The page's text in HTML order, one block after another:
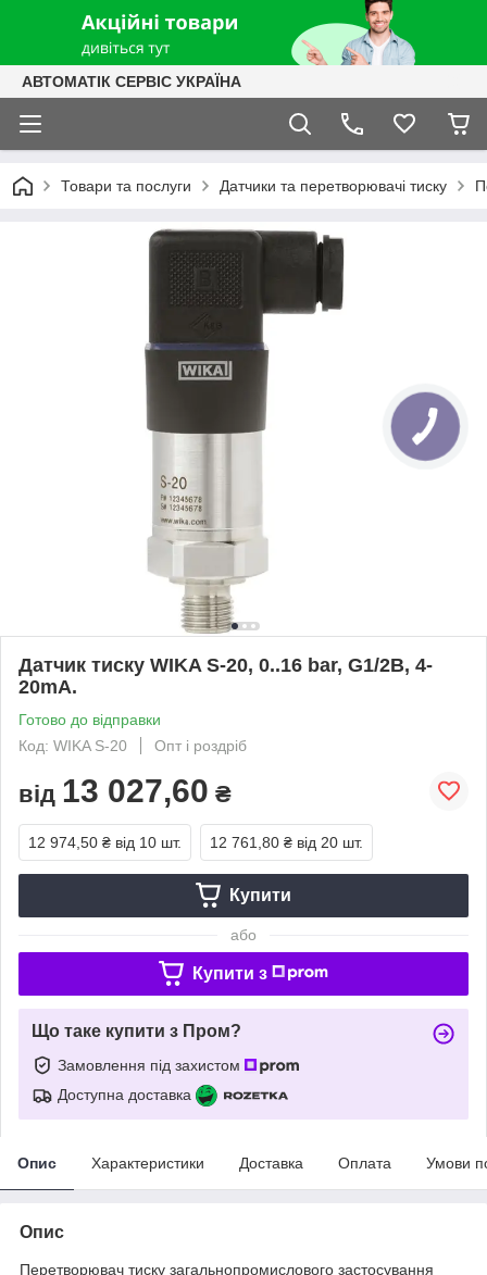
АВТОМАТІК СЕРВІС УКРАЇНА
Товари та послуги Датчики та перетворювачі тиску
Датчик тиску WIKA S-20, 0..16 bar, G1/2В, 4-
20mA.
Готово до відправки
Код: WIKA S-20
Опт і роздріб
від 13 027,60 ₴
12 974,50 ₴ від 10 шт. 12 761,80 ₴ від 20 шт.
Купити
або
Купити з
Що таке купити з Пром?
Замовлення під захистом
Доступна доставка
Опис Характеристики Доставка Оплата Умови
Опис
Перетворювач тиску загальнопромислового застосування